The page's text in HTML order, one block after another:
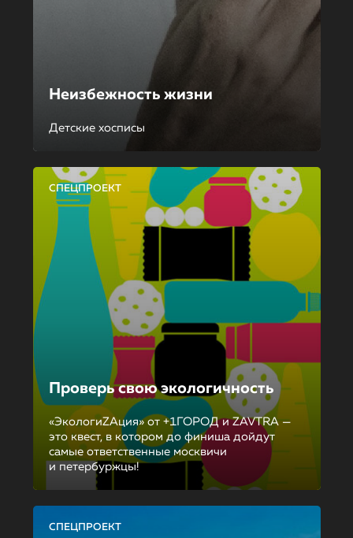
Неизбежность жизни
Детские хосписы
СПЕЦПРОЕКТ
Проверь свою экологичность
«ЭкологиZAция» от +1ГОРОД и ZAVTRA —
это квест, в котором до финиша дойдут
самые ответственные москвичи
и петербуржцы!
СПЕЦПРОЕКТ